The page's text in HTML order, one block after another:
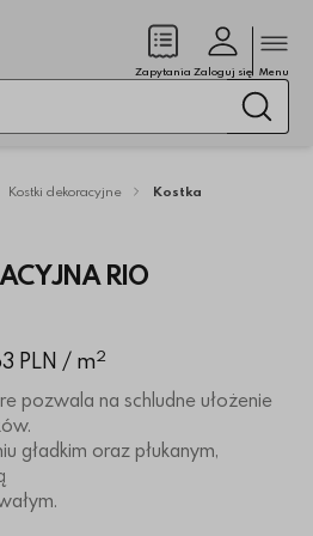
fraza zostanie wyszukana
Zapytania
(pusty)Zaloguj się Menu
Kostki dekoracyjne
Kostka
RIO
PLN / m2
pozwala na schludne ułożenie
gładkim oraz płukanym,